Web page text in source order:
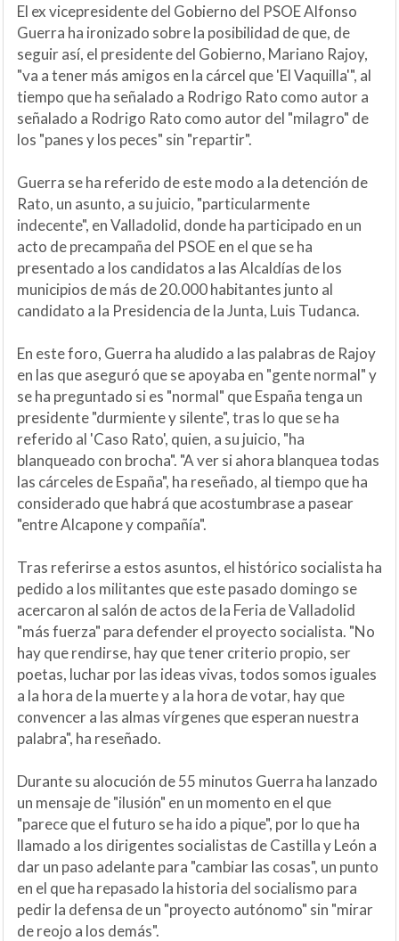
El ex vicepresidente del Gobierno del PSOE Alfonso
Guerra ha ironizado sobre la posibilidad de que, de
seguir así, el presidente del Gobierno, Mariano Rajoy,
"va a tener más amigos en la cárcel que 'El Vaquilla'", al
tiempo que ha señalado a Rodrigo Rato como autor a
señalado a Rodrigo Rato como autor del "milagro" de
los "panes y los peces" sin "repartir".
Guerra se ha referido de este modo a la detención de
Rato, un asunto, a su juicio, "particularmente
indecente", en Valladolid, donde ha participado en un
acto de precampaña del PSOE en el que se ha
presentado a los candidatos a las Alcaldías de los
municipios de más de 20.000 habitantes junto al
candidato a la Presidencia de la Junta, Luis Tudanca.
En este foro, Guerra ha aludido a las palabras de Rajoy
en las que aseguró que se apoyaba en "gente normal" y
se ha preguntado si es "normal" que España tenga un
presidente "durmiente y silente", tras lo que se ha
referido al 'Caso Rato', quien, a su juicio, "ha
blanqueado con brocha". "A ver si ahora blanquea todas
las cárceles de España", ha reseñado, al tiempo que ha
considerado que habrá que acostumbrase a pasear
"entre Alcapone y compañía".
Tras referirse a estos asuntos, el histórico socialista ha
pedido a los militantes que este pasado domingo se
acercaron al salón de actos de la Feria de Valladolid
"más fuerza" para defender el proyecto socialista. "No
hay que rendirse, hay que tener criterio propio, ser
poetas, luchar por las ideas vivas, todos somos iguales
a la hora de la muerte y a la hora de votar, hay que
convencer a las almas vírgenes que esperan nuestra
palabra", ha reseñado.
Durante su alocución de 55 minutos Guerra ha lanzado
un mensaje de "ilusión" en un momento en el que
"parece que el futuro se ha ido a pique", por lo que ha
llamado a los dirigentes socialistas de Castilla y León a
dar un paso adelante para "cambiar las cosas", un punto
en el que ha repasado la historia del socialismo para
pedir la defensa de un "proyecto autónomo" sin "mirar
de reojo a los demás".